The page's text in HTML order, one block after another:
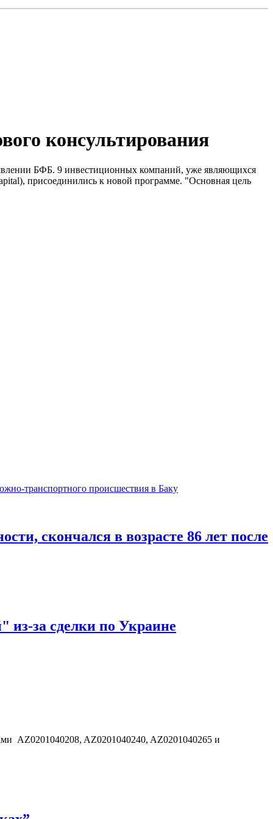
консультирования
БФБ. 9 инвестиционных компаний, уже являющихся
присоединились к новой программе. "Основная цель
скончался в возрасте 86 лет после
из-за сделки по Украине
AZ0201040208, AZ0201040240, AZ0201040265 и